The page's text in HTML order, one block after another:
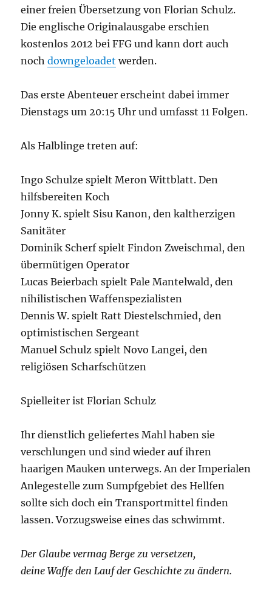
einer freien Übersetzung von Florian Schulz.
Die englische Originalausgabe erschien
kostenlos 2012 bei FFG und kann dort auch
nochdowngeloadet werden.
Das erste Abenteuer erscheint dabei immer
Dienstags um 20:15 Uhr und umfasst 11 Folgen.
Als Halblinge treten auf:
Ingo Schulze spielt Meron Wittblatt. Den
hilfsbereiten Koch
Jonny K. spielt Sisu Kanon, den kaltherzigen
Sanitäter
Dominik Scherf spielt Findon Zweischmal, den
übermütigen Operator
Lucas Beierbach spielt Pale Mantelwald, den
nihilistischen Waffenspezialisten
Dennis W. spielt Ratt Diestelschmied, den
optimistischen Sergeant
Manuel Schulz spielt Novo Langei, den
religiösen Scharfschützen
Spielleiter ist Florian Schulz
Ihr dienstlich geliefertes Mahl haben sie
verschlungen und sind wieder auf ihren
haarigen Mauken unterwegs. An der Imperialen
Anlegestelle zum Sumpfgebiet des Hellfen
sollte sich doch ein Transportmittel finden
lassen. Vorzugsweise eines das schwimmt.
Der Glaube vermag Berge zu versetzen,
deine Waffe den Lauf der Geschichte zu ändern.